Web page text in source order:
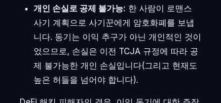
개인 손실로 공제 불가능: 한 사람이 로맨스
사기 계획으로 사기꾼에게 암호화폐를 보냅
니다. 동기는 이익 추구가 아닌 개인적인 것이
었으므로, 손실은 이전 TCJA 규정에 따라 공
제 불가능한 개인 손실입니다(그리고 현재도
높은 허들을 넘어야 합니다).